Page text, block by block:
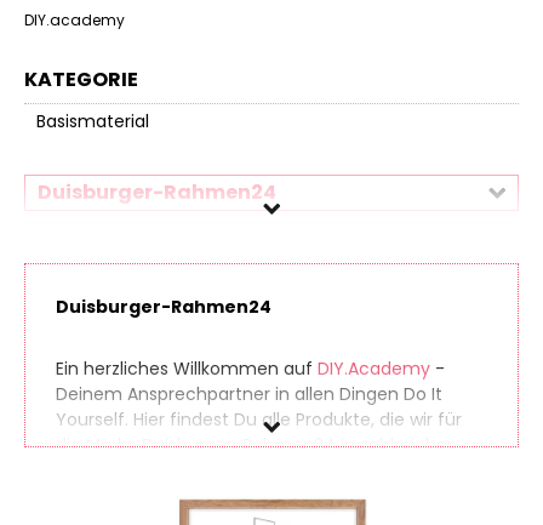
DIY.academy
KATEGORIE
Basismaterial
Duisburger-Rahmen24
Duisburger-Rahmen24
Ein herzliches Willkommen auf DIY.Academy -
Deinem Ansprechpartner in allen Dingen Do It
Yourself. Hier findest Du alle Produkte, die wir für
die Marke Duisburger-Rahmen24 in zahlreichen
auch seltene Produkte ganz einfach. Gleichzeitig